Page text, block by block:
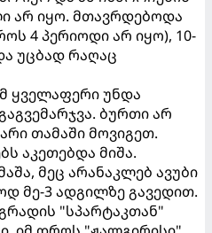
არ იყო. მთავრდებოდა
4 პერიოდი არ იყო), 10-
უცბად რაღაც
ყველაფერი უნდა
ბურთი არ
თამაში მოვიგეთ.
აკეთებდა მიშა.
მეც არანაკლებ ავუბი
მე-3 ადგილზე გავედით.
"სპარტაკთან"